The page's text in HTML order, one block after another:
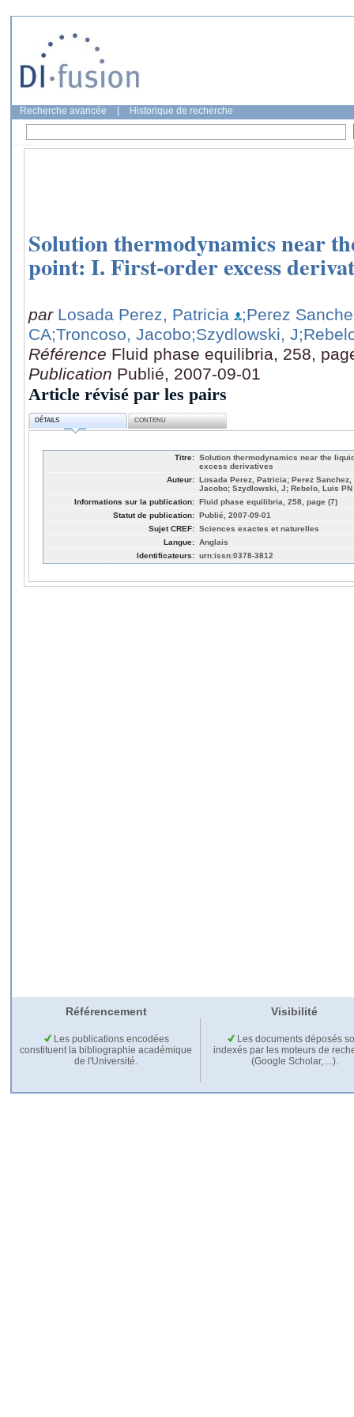
Recherche avancée Historique de recherche
Solution thermodynamics near
point: I. First-order excess
par Losada Perez, Patricia
;Perez
CA;Troncoso, Jacobo;Szydlowski, J
Référence Fluid phase equilibria, 258,
Publication Publié, 2007-09-01
Article révisé par les pairs
DÉTAILS CONTENU
Titre: Solution thermodynamics near the
excess derivatives
Auteur: Losada Perez, Patricia; Perez
Jacobo; Szydlowski, J; Rebelo, Luis PN
Informations sur la publication: Fluid phase equilibria, 258, page (7)
Statut de publication: Publié, 2007-09-01
Sujet CREF: Sciences exactes et naturelles
Langue: Anglais
Identificateurs: urn:issn:0378-3812
Référencement Visibilité
Les publications encodées
constituent la bibliographie académique
de l'Université.
Les documents déposés
indexés par les moteurs de
(Google Scholar,…).